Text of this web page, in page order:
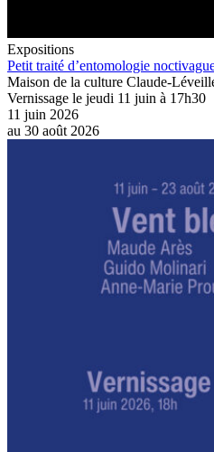
Expositions
Petit traité d’entomologie
Maison de la culture Claude-
Vernissage le jeudi 11 juin à 17h30
11 juin 2026
au 30 août 2026